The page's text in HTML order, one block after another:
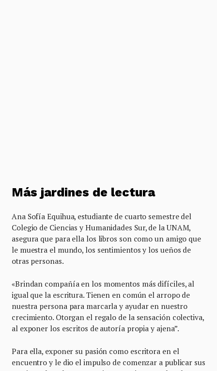
Más jardines de lectura
Ana Sofía Equihua, estudiante de cuarto semestre del
Colegio de Ciencias y Humanidades Sur, de la UNAM,
asegura que para ella los libros son como un amigo que
le muestra el mundo, los sentimientos y los ueños de
otras personas.
«Brindan compañía en los momentos más difíciles, al
igual que la escritura. Tienen en común el arropo de
nuestra persona para marcarla y ayudar en nuestro
crecimiento. Otorgan el regalo de la sensación colectiva,
al exponer los escritos de autoría propia y ajena”.
Para ella, exponer su pasión como escritora en el
encuentro y le dio el impulso de comenzar a publicar sus